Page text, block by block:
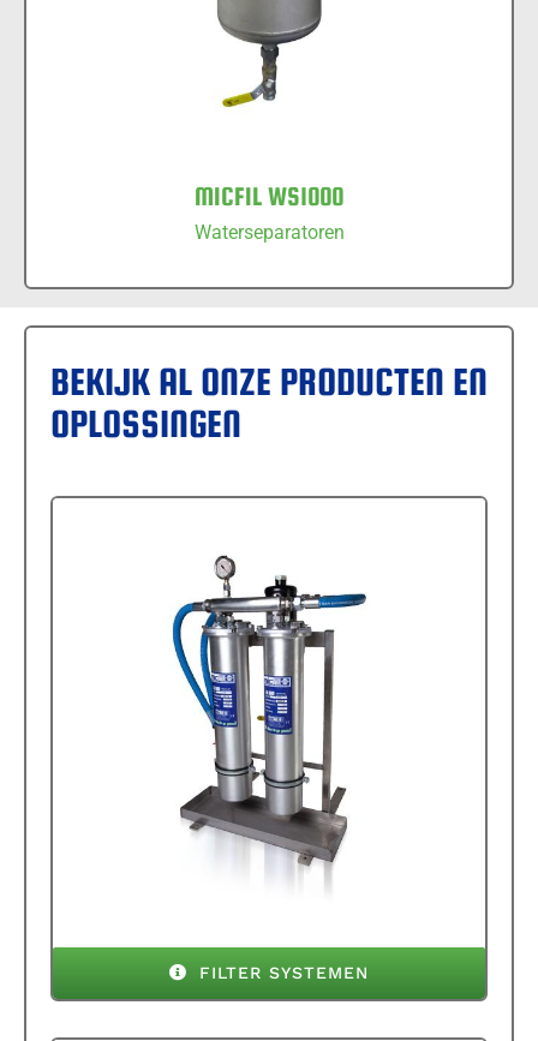
MICFIL WS1000
Waterseparatoren
BEKIJK AL ONZE PRODUCTEN EN
OPLOSSINGEN
FILTER SYSTEMEN